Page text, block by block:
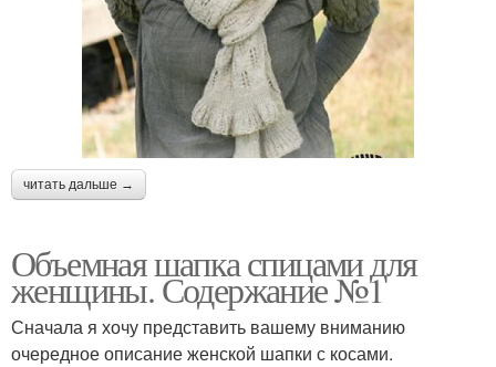
читать дальше →
Объемная шапка спицами для
женщины. Содержание №1
Сначала я хочу представить вашему вниманию
очередное описание женской шапки с косами.